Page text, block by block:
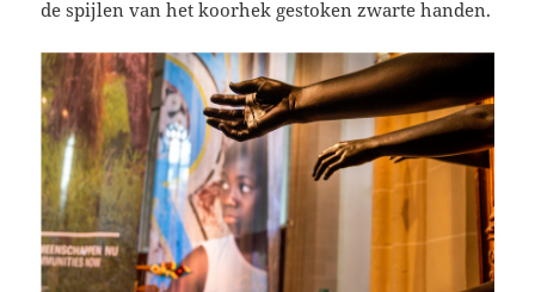
de spijlen van het koorhek gestoken zwarte handen.